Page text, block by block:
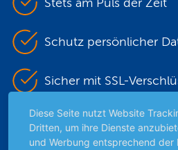
Stets am Puls der Zeit
Schutz persönlicher
Sicher mit SSL-
Highlights
Diese Seite nutzt Website
Dritten, um ihre Dienste
und Werbung entsprechend